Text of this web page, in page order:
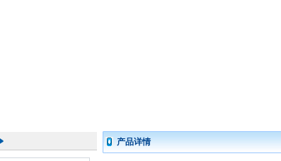
产品详情